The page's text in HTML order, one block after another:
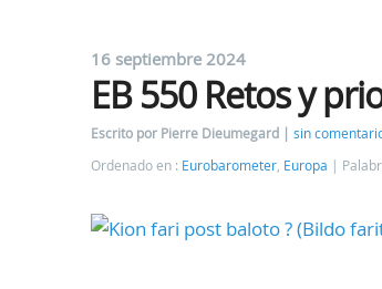
16 septiembre 2024
EB 550 Retos y
Escrito por Pierre Dieumegard
sin
Ordenado en : Eurobarometer Europa